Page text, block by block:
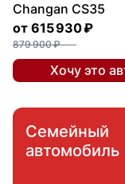
Changan CS35
от 615 930 ₽
879 900 ₽
Хочу это
Семейный
автомобиль